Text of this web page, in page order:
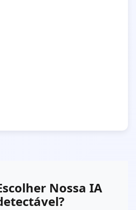
Nossa IA